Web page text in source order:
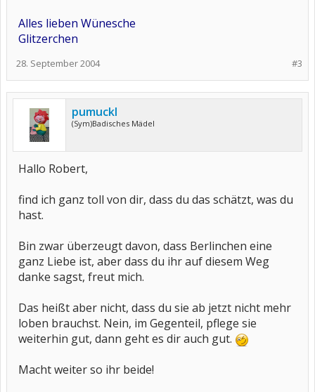
Alles lieben Wünesche
Glitzerchen
#3
28. September 2004
pumuckl
(Sym)Badisches Mädel
Hallo Robert,
find ich ganz toll von dir, dass du das schätzt, was du
hast.
Bin zwar überzeugt davon, dass Berlinchen eine
ganz Liebe ist, aber dass du ihr auf diesem Weg
danke sagst, freut mich.
Das heißt aber nicht, dass du sie ab jetzt nicht mehr
loben brauchst. Nein, im Gegenteil, pflege sie
weiterhin gut, dann geht es dir auch gut.
Macht weiter so ihr beide!